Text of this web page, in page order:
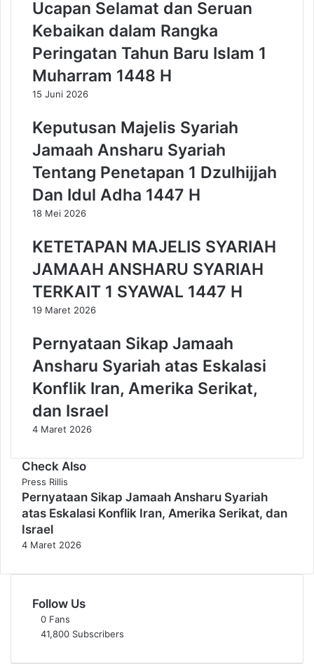
h
S
m
a
g
L
k
u
A
k
P
m
b
e
r
s
i
h
n
P
a
s
c
a
b
n
i
r
d
S
e
i
t
u
g
P
a
w
a
,
a
h
A
a
S
y
a
Ucapan Selamat dan Seruan
Kebaikan dalam Rangka
Peringatan Tahun Baru Islam 1
Muharram 1448 H
15 Juni 2026
Keputusan Majelis Syariah
Jamaah Ansharu Syariah
Tentang Penetapan 1 Dzulhijjah
Dan Idul Adha 1447 H
18 Mei 2026
KETETAPAN MAJELIS SYARIAH
JAMAAH ANSHARU SYARIAH
TERKAIT 1 SYAWAL 1447 H
19 Maret 2026
Pernyataan Sikap Jamaah
Ansharu Syariah atas Eskalasi
Konflik Iran, Amerika Serikat,
dan Israel
4 Maret 2026
Check Also
Press Rillis
Pernyataan Sikap Jamaah Ansharu Syariah
atas Eskalasi Konflik Iran, Amerika Serikat, dan
Israel
4 Maret 2026
Follow Us
0 Fans
41,800 Subscribers